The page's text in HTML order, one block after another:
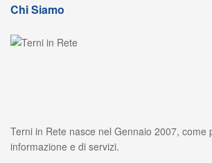
Chi Siamo
Terni in Rete nasce nel Gennaio 2007, come
informazione e di servizi.